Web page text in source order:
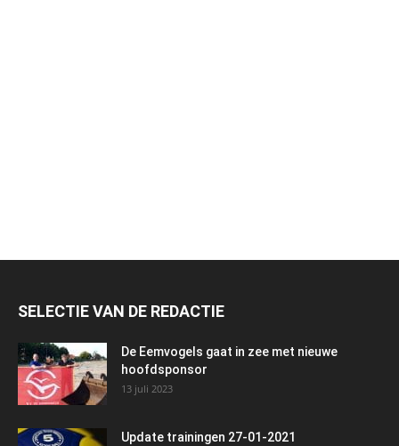
SELECTIE VAN DE REDACTIE
De Eemvogels gaat in zee met nieuwe
hoofdsponsor
13 juli 2023
Update trainingen 27-01-2021